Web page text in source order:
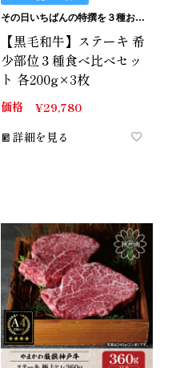
その日いちばんの特撰を３種お詰めいたします。
【黒毛和牛】ステーキ 希
少部位３種食べ比べセッ
ト 各200g×3枚
価格 ¥29,780
詳細を見る